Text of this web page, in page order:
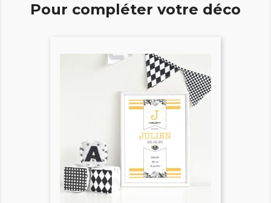
Pour compléter votre déco